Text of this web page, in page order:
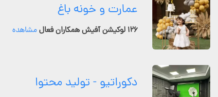
عمارت و خونه باغ
۱۲۶ لوکیشن آفیش همکاران فعال مشاهده
دکوراتیو - تولید محتوا